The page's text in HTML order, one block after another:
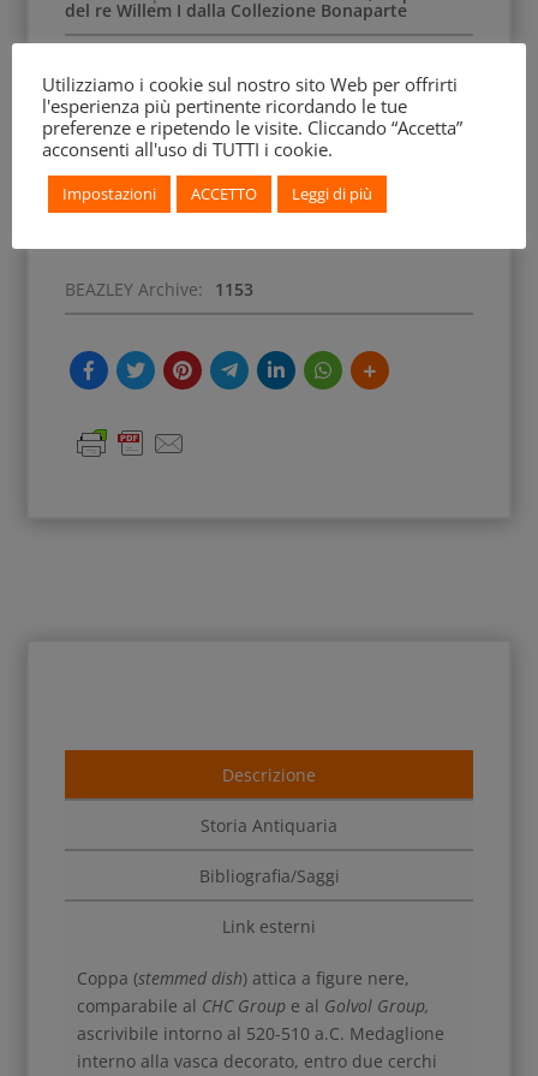
del re Willem I dalla Collezione Bonaparte
Precedenti Collezioni: Collezione Bonaparte
Scena: Sfinge
Soggetto: Sfinge
BEAZLEY Archive: 1153
Descrizione
Storia Antiquaria
Bibliografia/Saggi
Link esterni
Coppa (stemmed dish) attica a figure nere,
comparabile al CHC Group e al Golvol Group,
ascrivibile intorno al 520-510 a.C. Medaglione
interno alla vasca decorato, entro due cerchi
Utilizziamo i cookie sul nostro sito Web per offrirti
l'esperienza più pertinente ricordando le tue
preferenze e ripetendo le visite. Cliccando “Accetta”
acconsenti all'uso di TUTTI i cookie.
Impostazioni ACCETTO Leggi di più